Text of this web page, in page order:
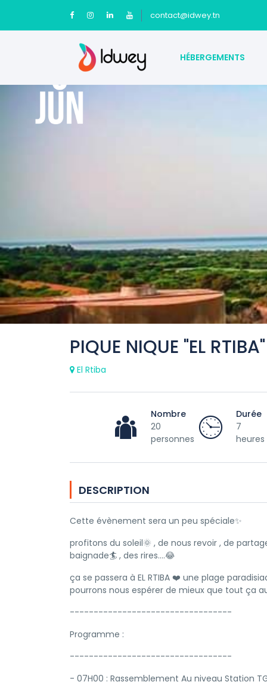
contact@idwey.tn
HÉBERGEMENTS
PIQUE NIQUE "EL RTIBA"
El Rtiba
Nombre
20
personnes
Durée
7
heures
DESCRIPTION
Cette évènement sera un peu spéciale✨
profitons du soleil🌞 , de nous revoir , de
baignade🏄 , des rires....😂
ça se passera à EL RTIBA ❤️ une plage
pourrons nous espérer de mieux que tout ça
----------------------------------
Programme :
----------------------------------
- 07H00 : Rassemblement Au niveau Station